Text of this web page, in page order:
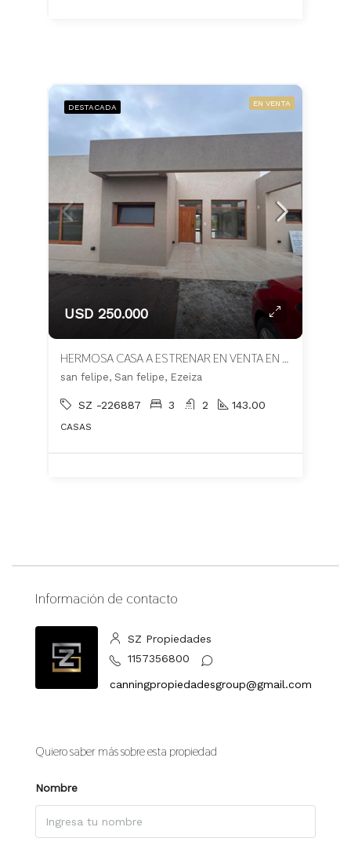
DESTACADA EN VENTA
USD 250.000
HERMOSA CASA A ESTRENAR EN VENTA EN BARRIO SAN FELIPE
san felipe, San felipe, Ezeiza
SZ -226887 3 2 143.00
CASAS
Información de contacto
SZ Propiedades
1157356800
canningpropiedadesgroup@gmail.com
Quiero saber más sobre esta propiedad
Nombre